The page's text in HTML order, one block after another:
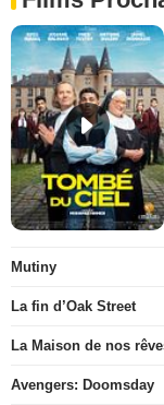
Mutiny
La fin d’Oak Street
La Maison de nos
Avengers: Doomsday